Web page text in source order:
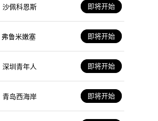
沙佩科恩斯 即将开始
弗鲁米嫩塞 即将开始
深圳青年人 即将开始
青岛西海岸 即将开始